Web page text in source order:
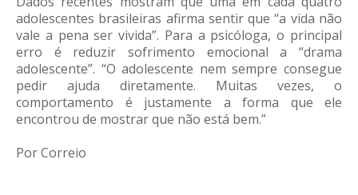
adolescentes brasileiras afirma sentir que “a vida não
vale a pena ser vivida”. Para a psicóloga, o principal
erro é reduzir sofrimento emocional a “drama
adolescente”. “O adolescente nem sempre consegue
pedir ajuda diretamente. Muitas vezes, o
comportamento é justamente a forma que ele
encontrou de mostrar que não está bem.”
Por Correio